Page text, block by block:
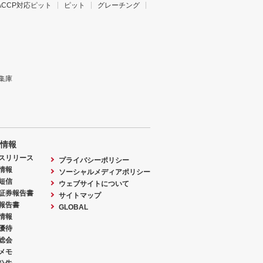
対応ピット ピット
グレーチング
庫
報
リリース
報
信
券報告書
告書
報
待
会
モ
プライバシーポリシー
ソーシャルメディアポリシー
ウェブサイトについて
サイトマップ
GLOBAL